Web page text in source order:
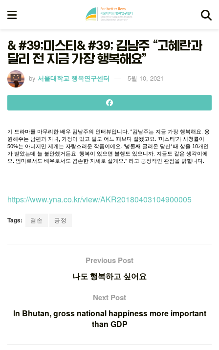
& #39;미스티& #39; 김남주 “고혜란과
달리 전 지금 가장 행복해요”
by 서울대학교 행복연구센터 5월 10, 2021
기 드라마를 마무리한 배우 김남주의 인터뷰입니다 . “김남주는 지금 가장 행복해요 응
원해주는 남편과 자녀 가정이 있고 일도 어느 때보다 잘됐고요 . ‘미스티‘가 시청률이
50%는 아니지만 제게는 자랑스러운 작품이에요 . ‘넝쿨째 굴러온 당신‘ 때 상을 10개인
가 받았는데 늘 불안했거든요 행복이 있으면 불행도 있으니까 지금도 같은 생각이에
요
엄마로서도 배우로서도 겸손한 자세로 살게요 .” 라고 긍정적인 관점을 밝힙니다
https://www.yna.co.kr/view/AKR20180403104900005
Tags: 겸손 긍정
Previous Post
나도 행복하고 싶어요
Next Post
In Bhutan, gross national happiness more important
than GDP